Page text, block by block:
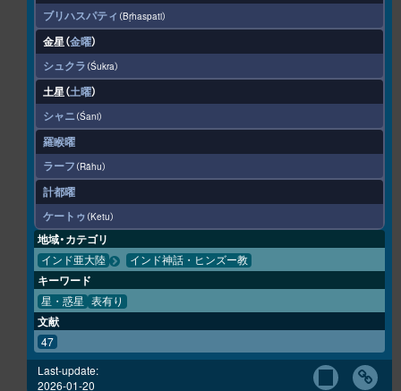
ブリハスパティ Bṛhaspati
金星（金曜）
シュクラ Śukra
土星（土曜）
シャニ Śani
羅睺曜
ラーフ Rāhu
計都曜
ケートゥ Ketu
地域・カテゴリ
インド亜大陸 インド神話・ヒンズー教
キーワード
星・惑星 表有り
文献
47
Last-update:
2026-01-20